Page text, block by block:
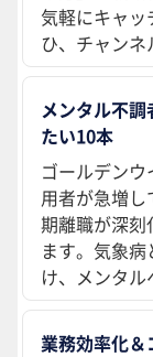
気軽にキャ
ひ、チャンネ
メンタル不
たい10本
ゴールデン
用者が急増
期離職が深刻
ます。気象
け、メンタル
業務効率化